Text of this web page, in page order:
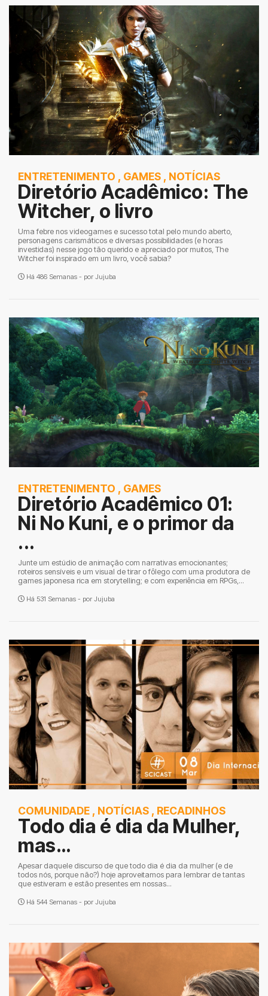
ENTRETENIMENTO , GAMES , NOTÍCIAS
Diretório Acadêmico: The
Witcher, o livro
Uma febre nos videogames e sucesso total pelo mundo aberto,
personagens carismáticos e diversas possibilidades (e horas
investidas) nesse jogo tão querido e apreciado por muitos, The
Witcher foi inspirado em um livro, você sabia?
Há 486 Semanas - por Jujuba
ENTRETENIMENTO , GAMES
Diretório Acadêmico 01:
Ni No Kuni, e o primor da
...
Junte um estúdio de animação com narrativas emocionantes;
roteiros sensíveis e um visual de tirar o fôlego com uma produtora de
games japonesa rica em storytelling; e com experiência em RPGs,...
Há 531 Semanas - por Jujuba
COMUNIDADE , NOTÍCIAS , RECADINHOS
Todo dia é dia da Mulher,
mas…
Apesar daquele discurso de que todo dia é dia da mulher (e de
todos nós, porque não?) hoje aproveitamos para lembrar de tantas
que estiveram e estão presentes em nossas...
Há 544 Semanas - por Jujuba